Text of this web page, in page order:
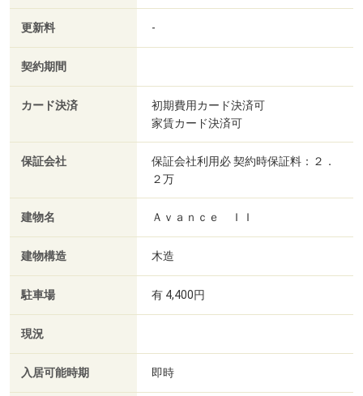
更新料 -
契約期間
カード決済
初期費用カード決済可
家賃カード決済可
保証会社
保証会社利用必 契約時保証料：２．
２万
建物名 Ａｖａｎｃｅ ＩＩ
建物構造 木造
駐車場 有 4,400円
現況
入居可能時期 即時